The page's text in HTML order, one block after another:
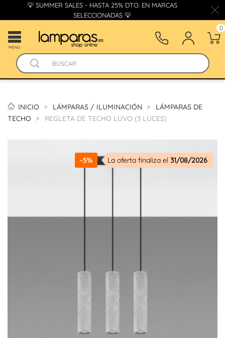
💡 SUMMER SALES - HASTA 25% DTO. EN MARCAS
SELECCIONADAS 💡
MENÚ
0
INICIO LÁMPARAS / ILUMINACIÓN
LÁMPARAS DE
TECHO
REGLETA DE TECHO LUVO (3 LUCES)
-5% La oferta finaliza el 31/08/2026